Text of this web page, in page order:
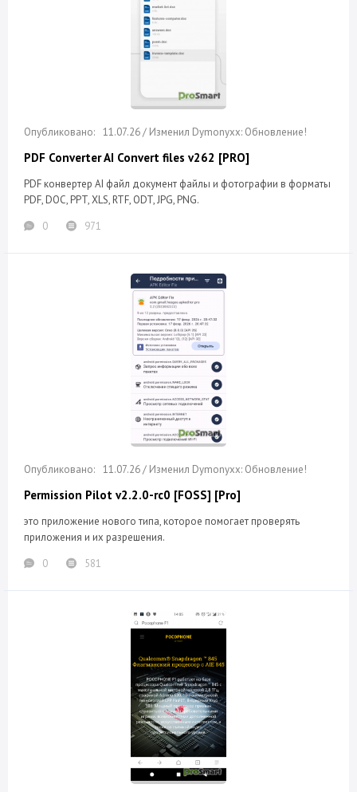
11.07.26 / Изменил Dymonyxx: Обновление!
PDF Converter AI Convert files v262 [PRO]
PDF конвертер AI файл документ файлы и фотографии в форматы
PDF, DOC, PPT, XLS, RTF, ODT, JPG, PNG.
0
971
11.07.26 / Изменил Dymonyxx: Обновление!
Permission Pilot v2.2.0-rc0 [FOSS] [Pro]
это приложение нового типа, которое помогает проверять
приложения и их разрешения.
0
581